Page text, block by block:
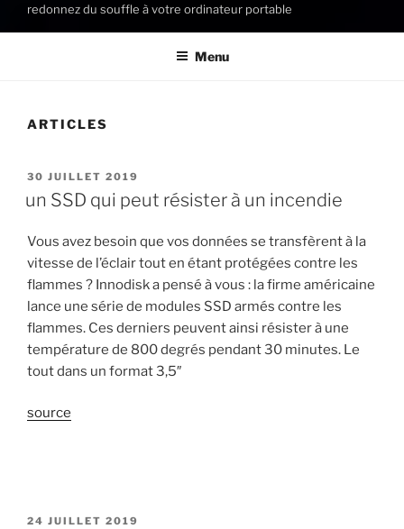
redonnez du souffle à votre ordinateur portable
Menu
ARTICLES
PUBLIÉ
30 JUILLET 2019
un SSD qui peut résister à un incendie
Vous avez besoin que vos données se transfèrent à la
vitesse de l’éclair tout en étant protégées contre les
flammes ? Innodisk a pensé à vous : la firme américaine
lance une série de modules SSD armés contre les
flammes. Ces derniers peuvent ainsi résister à une
température de 800 degrés pendant 30 minutes. Le
tout dans un format 3,5″
source
PUBLIÉ
24 JUILLET 2019